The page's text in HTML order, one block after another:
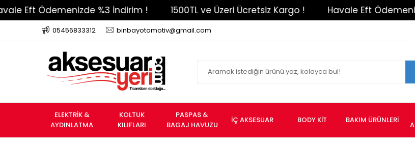
Ödemenizde %3 İndirim ! 1500TL ve Üzeri Ücretsiz Kargo ! Havale Eft Ödemenizde
05456833312 binbayotomotiv@gmail.com
ELEKTRİK &
AYDINLATMA
KOLTUK
KILIFLARI
PASPAS &
BAGAJ HAVUZU
İÇ AKSESUAR BODY KİT BAKIM ÜRÜNLERİ